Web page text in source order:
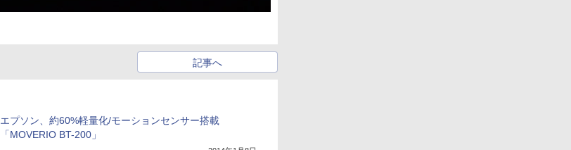
記事へ
エプソン、約60%軽量化/モーションセンサー搭載
「MOVERIO BT-200」